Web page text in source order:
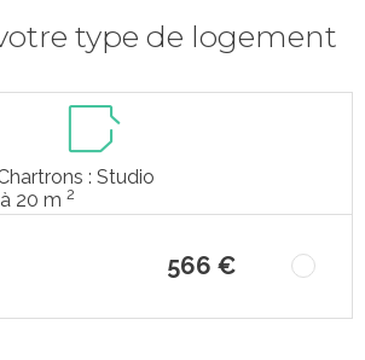
type de logement
: Studio
à 20 m 2
566 €